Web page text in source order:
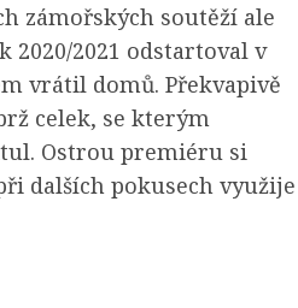
zámořských soutěží ale
2020/2021 odstartoval v
vrátil domů. Překvapivě
celek, se kterým
Ostrou premiéru si
dalších pokusech využije